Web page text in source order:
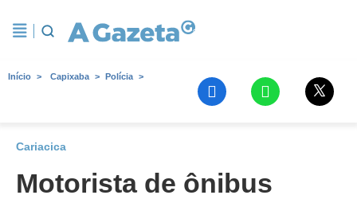
Início Capixaba Polícia
Cariacica
Motorista de ônibus